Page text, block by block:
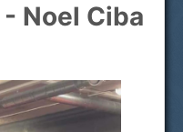
Noel Ciba